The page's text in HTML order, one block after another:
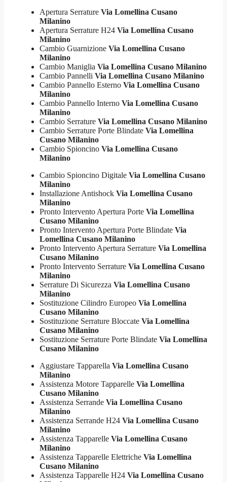
Apertura Serrature Via Lomellina Cusano
Milanino
Apertura Serrature H24 Via Lomellina Cusano
Milanino
Cambio Guarnizione Via Lomellina Cusano
Milanino
Cambio Maniglia Via Lomellina Cusano Milanino
Cambio Pannelli Via Lomellina Cusano Milanino
Cambio Pannello Esterno Via Lomellina Cusano
Milanino
Cambio Pannello Interno Via Lomellina Cusano
Milanino
Cambio Serrature Via Lomellina Cusano Milanino
Cambio Serrature Porte Blindate Via Lomellina
Cusano Milanino
Cambio Spioncino Via Lomellina Cusano
Milanino
Cambio Spioncino Digitale Via Lomellina Cusano
Milanino
Installazione Antishock Via Lomellina Cusano
Milanino
Pronto Intervento Apertura Porte Via Lomellina
Cusano Milanino
Pronto Intervento Apertura Porte Blindate Via
Lomellina Cusano Milanino
Pronto Intervento Apertura Serrature Via Lomellina
Cusano Milanino
Pronto Intervento Serrature Via Lomellina Cusano
Milanino
Serrature Di Sicurezza Via Lomellina Cusano
Milanino
Sostituzione Cilindro Europeo Via Lomellina
Cusano Milanino
Sostituzione Serrature Bloccate Via Lomellina
Cusano Milanino
Sostituzione Serrature Porte Blindate Via Lomellina
Cusano Milanino
Aggiustare Tapparella Via Lomellina Cusano
Milanino
Assistenza Motore Tapparelle Via Lomellina
Cusano Milanino
Assistenza Serrande Via Lomellina Cusano
Milanino
Assistenza Serrande H24 Via Lomellina Cusano
Milanino
Assistenza Tapparelle Via Lomellina Cusano
Milanino
Assistenza Tapparelle Elettriche Via Lomellina
Cusano Milanino
Assistenza Tapparelle H24 Via Lomellina Cusano